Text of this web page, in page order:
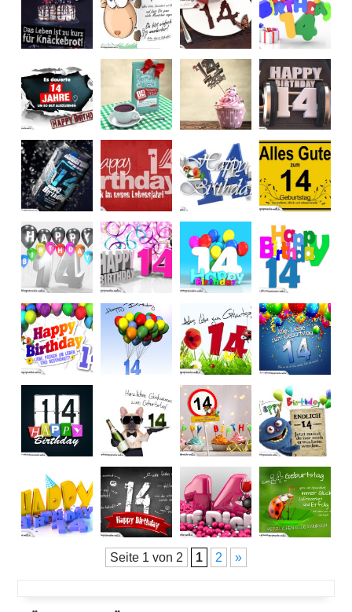
Seite 1 von 2 1 2 »